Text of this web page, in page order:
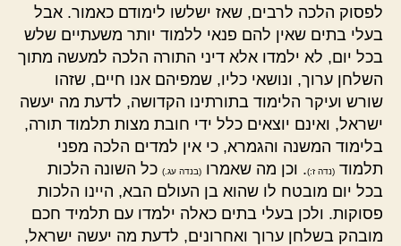
לפסוק הלכה לרבים, שאז ישלשו לימודם כאמור. אבל
בעלי בתים שאין להם פנאי ללמוד יותר משעתיים שלש
בכל יום, לא ילמדו אלא דיני התורה הלכה למעשה מתוך
השלחן ערוך, ונושאי כליו, שמפיהם אנו חיים, שזהו
שורש ועיקר הלימוד בתורתינו הקדושה, לדעת מה יעשה
ישראל, ואינם יוצאים כלל ידי חובת מצות תלמוד תורה,
בלימוד המשנה והגמרא, כי אין למדים הלכה מפני
תלמוד (נדה ז:). וכן מה שאמרו (בנדה עג.) כל השונה הלכות
בכל יום מובטח לו שהוא בן העולם הבא, היינו הלכות
פסוקות. ולכן בעלי בתים כאלה ילמדו עם תלמיד חכם
מובהק בשלחן ערוך ואחרונים, לדעת מה יעשה ישראל,